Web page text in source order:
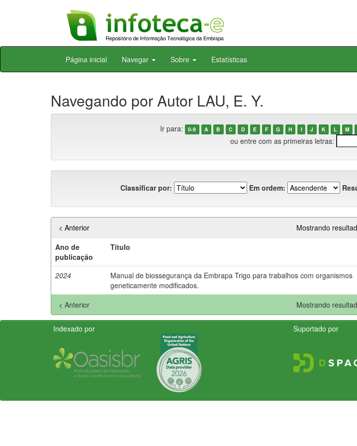
Skip
Página inicial Navegar Sobre Estatísticas
Navegando por Autor LAU, E. Y.
Ir para: 0-9 A B C D E F G H I J K L M
ou entre com as primeiras letras:
Classificar por: Em ordem:
Mostrando
< Anterior
Ano de
publicação
Título
2024
Manual de biossegurança da Embrapa Trigo para trabalhos com organismos
geneticamente modificados.
Mostrando
< Anterior
Indexado por Suportado por